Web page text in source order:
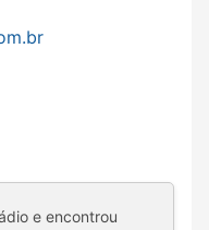
e encontrou